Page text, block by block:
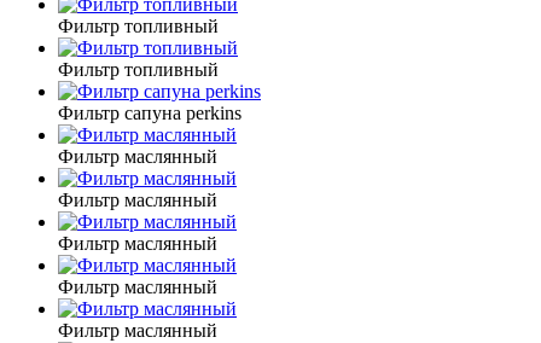
Фильтр топливный
Фильтр топливный
Фильтр сапуна perkins
Фильтр маслянный
Фильтр маслянный
Фильтр маслянный
Фильтр маслянный
Фильтр маслянный